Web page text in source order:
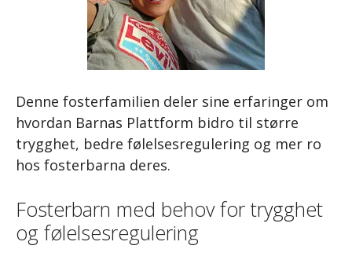
Denne fosterfamilien deler sine erfaringer om
hvordan Barnas Plattform bidro til større
trygghet, bedre følelsesregulering og mer ro
hos fosterbarna deres.
Fosterbarn med behov for trygghet
og følelsesregulering